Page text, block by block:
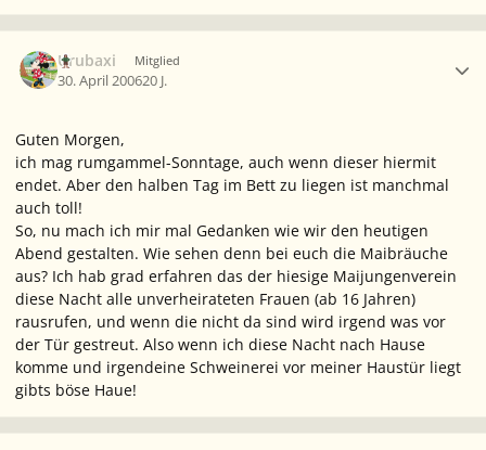
Urubaxi Mitglied
30. April 200620 J.
Guten Morgen,
ich mag rumgammel-Sonntage, auch wenn dieser hiermit
endet. Aber den halben Tag im Bett zu liegen ist manchmal
auch toll!
So, nu mach ich mir mal Gedanken wie wir den heutigen
Abend gestalten. Wie sehen denn bei euch die Maibräuche
aus? Ich hab grad erfahren das der hiesige Maijungenverein
diese Nacht alle unverheirateten Frauen (ab 16 Jahren)
rausrufen, und wenn die nicht da sind wird irgend was vor
der Tür gestreut. Also wenn ich diese Nacht nach Hause
komme und irgendeine Schweinerei vor meiner Haustür liegt
gibts böse Haue!